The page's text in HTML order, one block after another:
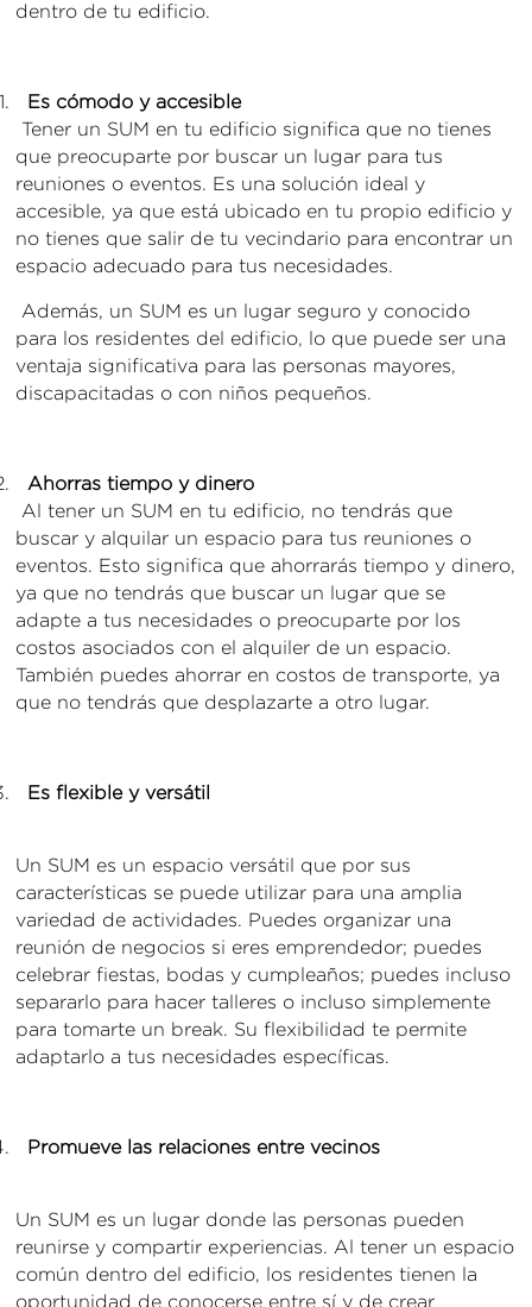
dentro de tu edificio.
Es cómodo y accesible
Tener un SUM en tu edificio significa que no tienes
que preocuparte por buscar un lugar para tus
reuniones o eventos. Es una solución ideal y
accesible, ya que está ubicado en tu propio edificio y
no tienes que salir de tu vecindario para encontrar un
espacio adecuado para tus necesidades.
Además, un SUM es un lugar seguro y conocido
para los residentes del edificio, lo que puede ser una
ventaja significativa para las personas mayores,
discapacitadas o con niños pequeños.
Ahorras tiempo y dinero
Al tener un SUM en tu edificio, no tendrás que
buscar y alquilar un espacio para tus reuniones o
eventos. Esto significa que ahorrarás tiempo y dinero,
ya que no tendrás que buscar un lugar que se
adapte a tus necesidades o preocuparte por los
costos asociados con el alquiler de un espacio.
También puedes ahorrar en costos de transporte, ya
que no tendrás que desplazarte a otro lugar.
Es flexible y versátil
Un SUM es un espacio versátil que por sus
características se puede utilizar para una amplia
variedad de actividades. Puedes organizar una
reunión de negocios si eres emprendedor; puedes
celebrar fiestas, bodas y cumpleaños; puedes incluso
separarlo para hacer talleres o incluso simplemente
para tomarte un break. Su flexibilidad te permite
adaptarlo a tus necesidades específicas.
Promueve las relaciones entre vecinos
Un SUM es un lugar donde las personas pueden
reunirse y compartir experiencias. Al tener un espacio
común dentro del edificio, los residentes tienen la
oportunidad de conocerse entre sí y de crear